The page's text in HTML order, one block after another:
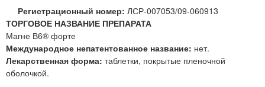
Регистрационный номер: ЛСР-007053/09-060913
ТОРГОВОЕ НАЗВАНИЕ ПРЕПАРАТА
Магне В6® форте
Международное непатентованное название: нет.
Лекарственная форма: таблетки, покрытые пленочной
оболочкой.